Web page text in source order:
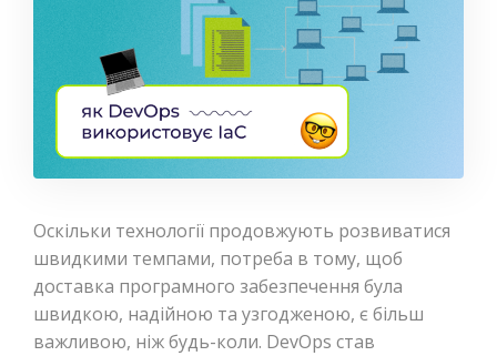
Оскільки технології продовжують розвиватися
швидкими темпами, потреба в тому, щоб
доставка програмного забезпечення була
швидкою, надійною та узгодженою, є більш
важливою, ніж будь-коли. DevOps став